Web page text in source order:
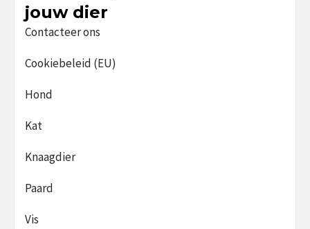
jouw dier
Contacteer ons
Cookiebeleid (EU)
Hond
Kat
Knaagdier
Paard
Vis